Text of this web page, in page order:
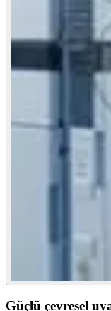
Güçlü çevresel